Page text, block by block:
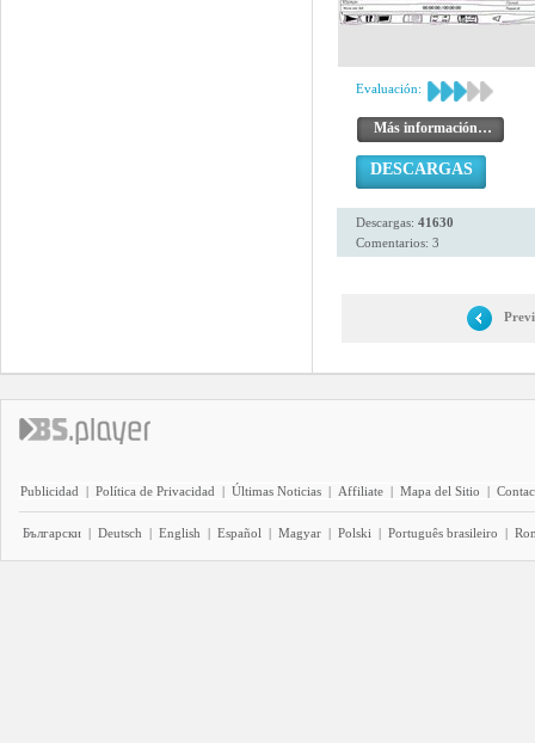
Evaluación:
Más información…
DESCARGAS
Descargas: 41630
Comentarios: 3
Publicidad | Política de Privacidad | Últimas Noticias | Affiliate | Mapa del Sitio |
Български | Deutsch | English | Español | Magyar | Polski | Português brasileiro |